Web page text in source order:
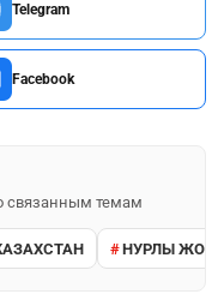
Telegram
Facebook
связанным темам
НУРЛЫ ЖОЛ